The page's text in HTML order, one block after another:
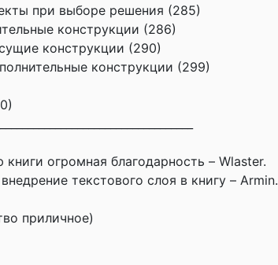
при выборе решения (285)
конструкции (286)
конструкции (290)
конструкции (299)
огромная благодарность – Wlaster.
текстового слоя в книгу – Armin.
приличное)